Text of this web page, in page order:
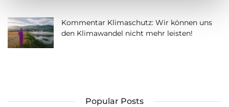
Kommentar Klimaschutz: Wir können uns
den Klimawandel nicht mehr leisten!
Popular Posts